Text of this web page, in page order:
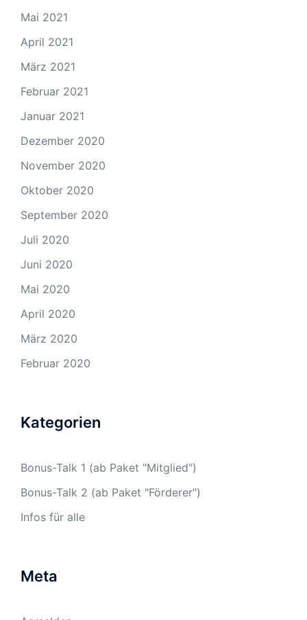
Mai 2021
April 2021
März 2021
Februar 2021
Januar 2021
Dezember 2020
November 2020
Oktober 2020
September 2020
Juli 2020
Juni 2020
Mai 2020
April 2020
März 2020
Februar 2020
Kategorien
Bonus-Talk 1 (ab Paket "Mitglied")
Bonus-Talk 2 (ab Paket "Förderer")
Infos für alle
Meta